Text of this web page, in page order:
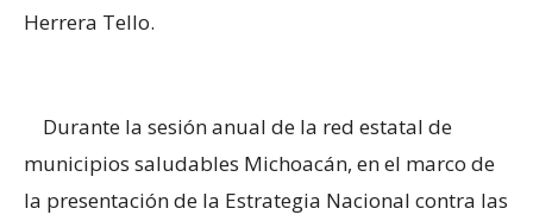
Herrera Tello.
Durante la sesión anual de la red estatal de
municipios saludables Michoacán, en el marco de
la presentación de la Estrategia Nacional contra las